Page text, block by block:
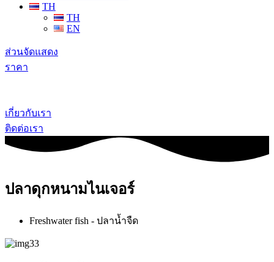
TH
TH
EN
ส่วนจัดแสดง
ราคา
เกี่ยวกับเรา
ติดต่อเรา
ปลาดุกหนามไนเจอร์
Freshwater fish - ปลาน้ำจืด